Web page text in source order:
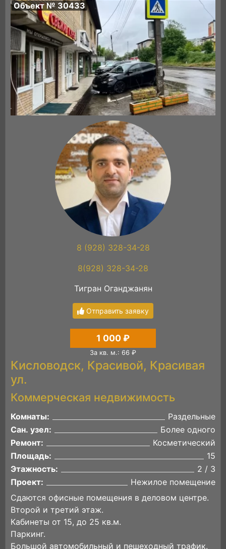
Объект № 30433
8 (928) 328-34-28
8(928) 328-34-28
Тигран Оганджанян
Отправить заявку
1 000 ₽
За кв. м.: 66 ₽
Кисловодск, Красивой, Красивая
ул.
Коммерческая недвижимость
Комнаты:
Раздельные
Сан. узел:
Более одного
Ремонт:
Косметический
Площадь:
15
Этажность:
2 / 3
Проект:
Нежилое помещение
Сдаются офисные помещения в деловом центре.
Второй и третий этаж.
Кабинеты от 15, до 25 кв.м.
Паркинг.
Большой автомобильный и пешеходный трафик.